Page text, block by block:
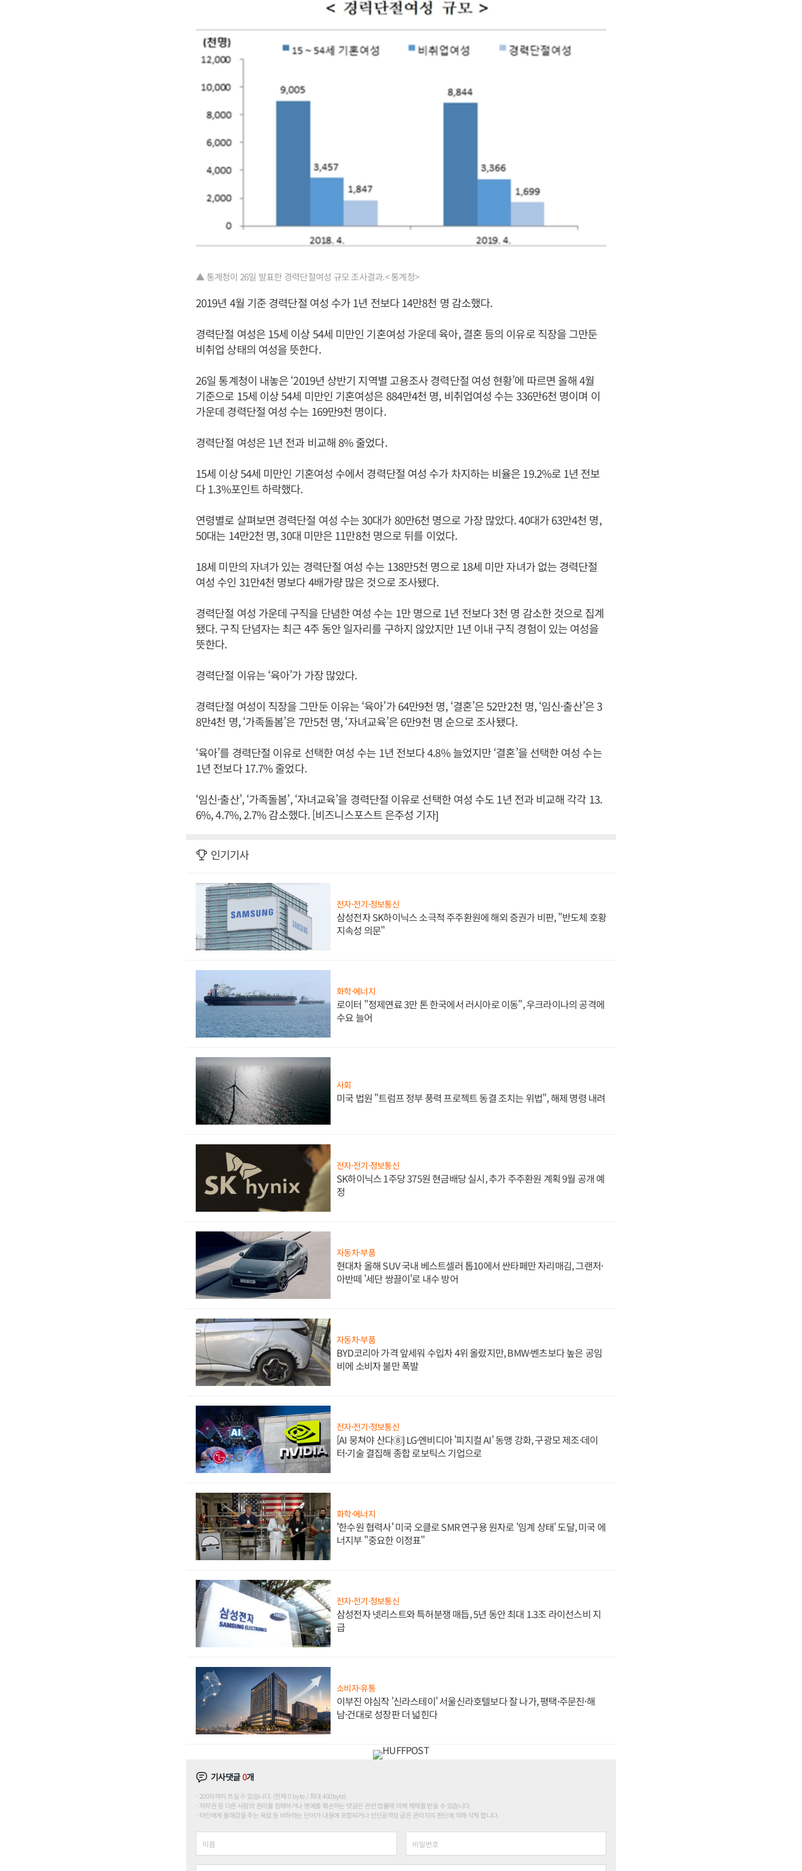
▲ 통계청이 26일 발표한 경력단절여성 규모 조사결과.< 통계청>
2019년 4월 기준 경력단절 여성 수가 1년 전보다 14만8천 명 감소했다.
경력단절 여성은 15세 이상 54세 미만인 기혼여성 가운데 육아, 결혼 등의 이유로 직장을 그만둔
비취업 상태의 여성을 뜻한다.
26일 통계청이 내놓은 ‘2019년 상반기 지역별 고용조사 경력단절 여성 현황’에 따르면 올해 4월
기준으로 15세 이상 54세 미만인 기혼여성은 884만4천 명, 비취업여성 수는 336만6천 명이며 이
가운데 경력단절 여성 수는 169만9천 명이다.
경력단절 여성은 1년 전과 비교해 8% 줄었다.
15세 이상 54세 미만인 기혼여성 수에서 경력단절 여성 수가 차지하는 비율은 19.2%로 1년 전보
다 1.3%포인트 하락했다.
연령별로 살펴보면 경력단절 여성 수는 30대가 80만6천 명으로 가장 많았다. 40대가 63만4천 명,
50대는 14만2천 명, 30대 미만은 11만8천 명으로 뒤를 이었다.
18세 미만의 자녀가 있는 경력단절 여성 수는 138만5천 명으로 18세 미만 자녀가 없는 경력단절
여성 수인 31만4천 명보다 4배가량 많은 것으로 조사됐다.
경력단절 여성 가운데 구직을 단념한 여성 수는 1만 명으로 1년 전보다 3천 명 감소한 것으로 집계
됐다. 구직 단념자는 최근 4주 동안 일자리를 구하지 않았지만 1년 이내 구직 경험이 있는 여성을
뜻한다.
경력단절 이유는 ‘육아’가 가장 많았다.
경력단절 여성이 직장을 그만둔 이유는 ‘육아’가 64만9천 명, ‘결혼’은 52만2천 명, ‘임신·출산’은 3
8만4천 명, ‘가족돌봄’은 7만5천 명, ‘자녀교육’은 6만9천 명 순으로 조사됐다.
‘육아’를 경력단절 이유로 선택한 여성 수는 1년 전보다 4.8% 늘었지만 ‘결혼’을 선택한 여성 수는
1년 전보다 17.7% 줄었다.
‘임신·출산’, ‘가족돌봄’, ‘자녀교육’을 경력단절 이유로 선택한 여성 수도 1년 전과 비교해 각각 13.
6%, 4.7%, 2.7% 감소했다. [비즈니스포스트 은주성 기자]
인기기사
전자·전기·정보통신
삼성전자 SK하이닉스 소극적 주주환원에 해외 증권가 비판, "반도체 호황
지속성 의문"
화학·에너지
로이터 "정제연료 3만 톤 한국에서 러시아로 이동", 우크라이나의 공격에
수요 늘어
사회
미국 법원 "트럼프 정부 풍력 프로젝트 동결 조치는 위법", 해제 명령 내려
전자·전기·정보통신
SK하이닉스 1주당 375원 현금배당 실시, 추가 주주환원 계획 9월 공개 예
정
자동차·부품
현대차 올해 SUV 국내 베스트셀러 톱10에서 싼타페만 자리매김, 그랜저·
아반떼 '세단 쌍끌이'로 내수 방어
자동차·부품
BYD코리아 가격 앞세워 수입차 4위 올랐지만, BMW·벤츠보다 높은 공임
비에 소비자 불만 폭발
전자·전기·정보통신
[AI 뭉쳐야 산다⑧] LG·엔비디아 '피지컬 AI' 동맹 강화, 구광모 제조·데이
터·기술 결집해 종합 로보틱스 기업으로
화학·에너지
'한수원 협력사' 미국 오클로 SMR 연구용 원자로 '임계 상태' 도달, 미국 에
너지부 "중요한 이정표"
전자·전기·정보통신
삼성전자 넷리스트와 특허분쟁 매듭, 5년 동안 최대 1.3조 라이선스비 지
급
소비자·유통
이부진 야심작 '신라스테이' 서울신라호텔보다 잘 나가, 평택·주문진·해
남·건대로 성장판 더 넓힌다
기사댓글0개
200자까지 쓰실 수 있습니다. (현재 0 byte / 최대 400byte)
저작권 등 다른 사람의 권리를 침해하거나 명예를 훼손하는 댓글은 관련 법률에 의해 제재를 받을 수 있습니다.
타인에게 불쾌감을 주는 욕설 등 비하하는 단어가 내용에 포함되거나 인신공격성 글은 관리자의 판단에 의해 삭제 합니다.